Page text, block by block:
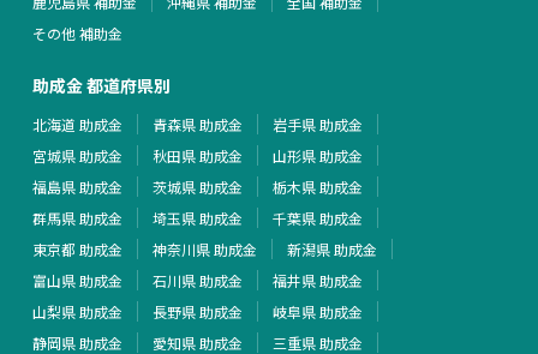
その他 補助金
助成金 都道府県別
北海道 助成金 青森県 助成金
岩手県 助成金
宮城県 助成金
秋田県 助成金
山形県 助成金
福島県 助成金
茨城県 助成金
栃木県 助成金
群馬県 助成金
埼玉県 助成金
千葉県 助成金
東京都 助成金
神奈川県 助成金
新潟県 助成金
富山県 助成金
石川県 助成金
福井県 助成金
山梨県 助成金
長野県 助成金
岐阜県 助成金
静岡県 助成金
愛知県 助成金
三重県 助成金